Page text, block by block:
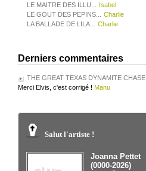
LE MAITRE DES ILLU...
Isabel
LE GOUT DES PEPINS...
Charlie
LA BALLADE DE LILA...
Charlie
Derniers commentaires
THE GREAT TEXAS DYNAMITE CHASE
Merci Elvis, c'est corrigé ! Manu
Salut l'artiste !
Joanna Pettet
(0000-2026)